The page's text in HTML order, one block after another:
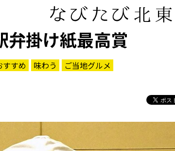
弁掛け紙最高賞
すすめ 味わう ご当地グルメ